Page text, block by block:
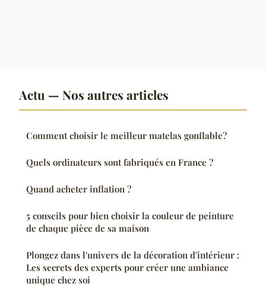
Actu — Nos autres articles
Comment choisir le meilleur matelas gonflable?
Quels ordinateurs sont fabriqués en France ?
Quand acheter inflation ?
5 conseils pour bien choisir la couleur de peinture
de chaque pièce de sa maison
Plongez dans l'univers de la décoration d'intérieur :
Les secrets des experts pour créer une ambiance
unique chez soi